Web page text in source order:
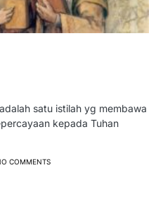
satu istilah yg membawa
kepada Tuhan
COMMENTS